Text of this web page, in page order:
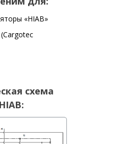
«HIAB»
(Cargotec
схема